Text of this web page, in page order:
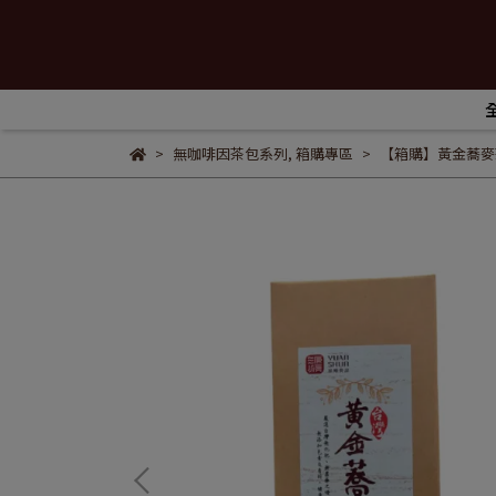
無咖啡因茶包系列, 箱購專區 【箱購】黃金蕎